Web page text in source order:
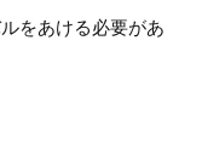
をあける必要があ